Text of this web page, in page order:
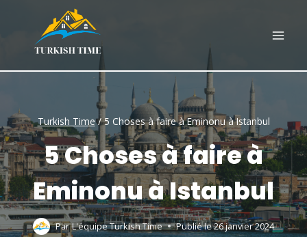
content
Turkish Time/5 Choses à faire à Eminonu à Istanbul
5 Choses à faire à
Eminonu à Istanbul
ParL'équipe Turkish Time Publié le26 janvier 2024